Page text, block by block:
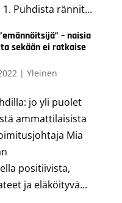
Puhdista rännit...
– naisia
sekään ei ratkaise
| Yleinen
jo yli puolet
ammattilaisista
Mia
positiivista,
ja eläköityvä...